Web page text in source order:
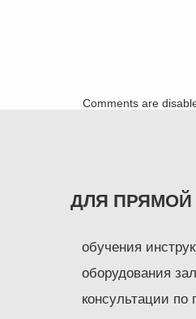
Comments are
ДЛЯ
обучения
оборудования
консультации по